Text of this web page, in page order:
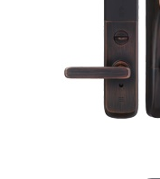
Đầu ghi IP KBVISION
Đầu ghi IP HDParagon
Đầu ghi IP Dahua
Đầu ghi IP Visionhitech